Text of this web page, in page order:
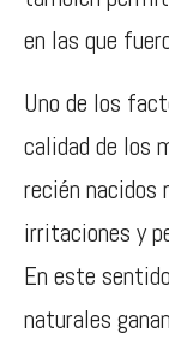
en las que
Uno de los
calidad de los
recién nacidos
irritaciones y
En este
naturales